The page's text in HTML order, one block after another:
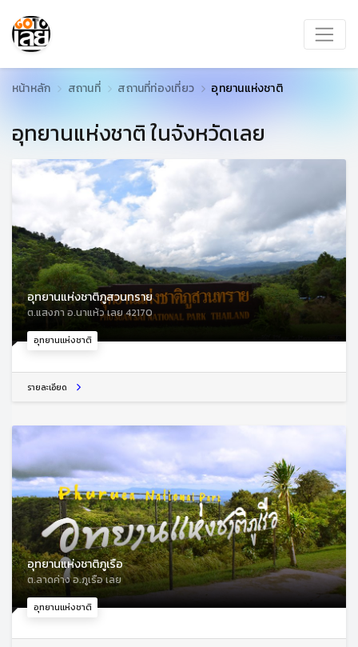
หน้าหลัก สถานที่ สถานที่ท่องเที่ยว อุทยานแห่งชาติ
อุทยานแห่งชาติ ในจังหวัดเลย
อุทยานแห่งชาติ
อุทยานแห่งชาติภูสวนทราย
ต.แสงภา อ.นาแห้ว เลย 42170
รายละเอียด
อุทยานแห่งชาติ
อุทยานแห่งชาติภูเรือ
ต.ลาดค่าง อ.ภูเรือ เลย